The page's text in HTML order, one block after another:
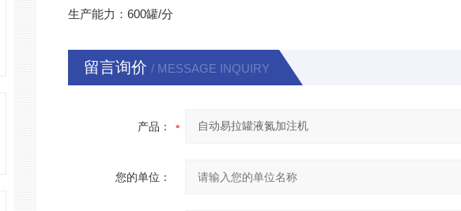
生产能力：600罐/分
留言询价 / MESSAGE INQUIRY
产品：
您的单位：